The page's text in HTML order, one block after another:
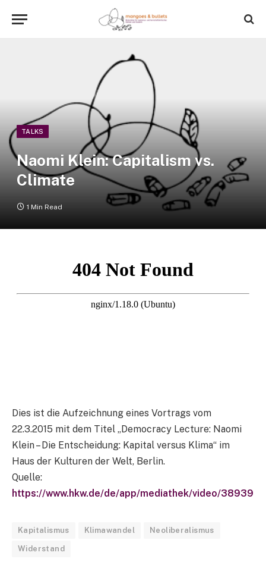
TALKS
Naomi Klein: Capitalism vs.
Climate
1 Min Read
Dies ist die Aufzeichnung eines Vortrags vom
22.3.2015 mit dem Titel „Democracy Lecture: Naomi
Klein – Die Entscheidung: Kapital versus Klima“ im
Haus der Kulturen der Welt, Berlin.
Quelle:
https://www.hkw.de/de/app/mediathek/video/38939
Kapitalismus Klimawandel Neoliberalismus
Widerstand